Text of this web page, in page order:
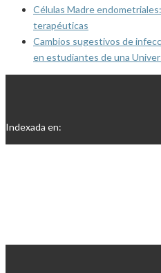
Células Madre
terapéuticas
Cambios sugestivos de
en estudiantes de una
Indexada en: